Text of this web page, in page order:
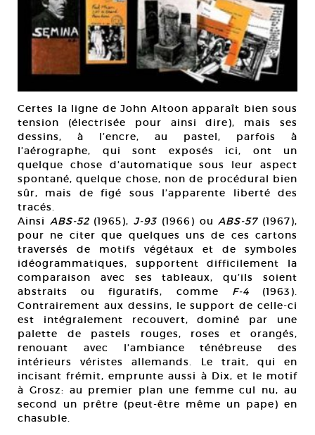
Certes la ligne de John Altoon apparaît bien sous
tension (électrisée pour ainsi dire), mais ses
dessins, à l’encre, au pastel, parfois à
l’aérographe, qui sont exposés ici, ont un
quelque chose d’automatique sous leur aspect
spontané, quelque chose, non de procédural bien
sûr, mais de figé sous l’apparente liberté des
tracés.
Ainsi ABS-52(1965),J-93 (1966) ou ABS-57(1967),
pour ne citer que quelques uns de ces cartons
traversés de motifs végétaux et de symboles
idéogrammatiques, supportent difficilement la
comparaison avec ses tableaux, qu’ils soient
abstraits ou figuratifs, comme F-4 (1963).
Contrairement aux dessins, le support de celle-ci
est intégralement recouvert, dominé par une
palette de pastels rouges, roses et orangés,
renouant avec l’ambiance ténébreuse des
intérieurs véristes allemands. Le trait, qui en
incisant frémit, emprunte aussi à Dix, et le motif
à Grosz: au premier plan une femme cul nu, au
second un prêtre (peut-être même un pape) en
chasuble.